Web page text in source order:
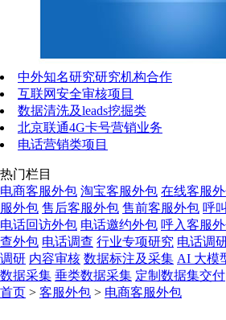
中外知名研究研究机构合作
互联网安全审核项目
数据清洗及leads挖掘类
北京联通4G卡号营销业务
电话营销类项目
热门栏目
电商客服外包 淘宝客服外包 在线客服
服外包 售后客服外包 售前客服外包 呼
电话回访外包 电话邀约外包 呼入客服
查外包 电话调查 行业专项研究 电话调
调研 内容审核 数据标注及采集 AI 大模
数据采集 垂类数据采集 定制数据集交付
首页 > 客服外包 > 电商客服外包